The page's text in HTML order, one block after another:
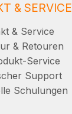
& SERVICE
& Service
& Retouren
Service
Support
Schulungen